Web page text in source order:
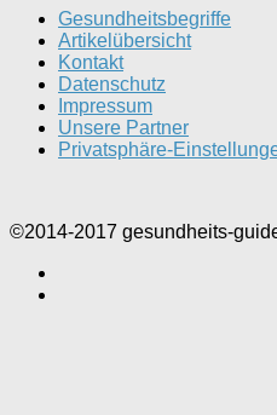
Gesundheitsbegriffe
Artikelübersicht
Kontakt
Datenschutz
Impressum
Unsere Partner
Privatsphäre-
©2014-2017 gesundheits-